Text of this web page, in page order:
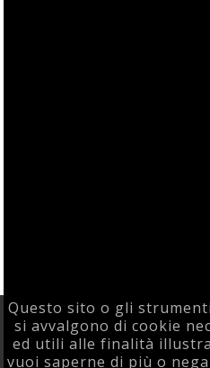
Questo sito o gli
si avvalgono di cookie
ed utili alle finalità
vuoi saperne di più o